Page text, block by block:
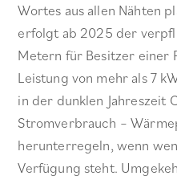
Wortes aus allen Nähten
erfolgt ab 2025 der
Metern für Besitzer einer
Leistung von mehr als 7
in der dunklen Jahreszeit
Stromverbrauch –
herunterregeln, wenn
Verfügung steht.